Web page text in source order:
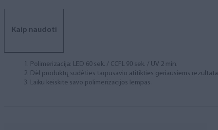
Kaip naudoti
Polimerizacija: LED 60 sek. / CCFL 90 sek. / UV 2 min.
Dėl produktų sudėties tarpusavio atitikties geriausiems
Laiku keiskite savo polimerizacijos lempas.